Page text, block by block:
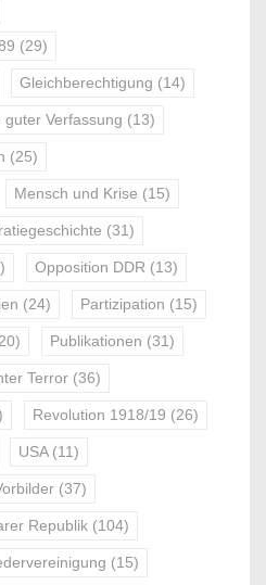
(29)
Gleichberechtigung (14)
guter Verfassung (13)
(25)
Mensch und Krise (15)
(31)
Opposition DDR (13)
(24) Partizipation (15)
Publikationen (31)
Terror (36)
Revolution 1918/19 (26)
USA(11)
(37)
Republik (104)
(15)